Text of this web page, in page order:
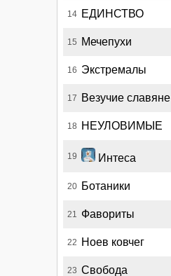
14 ЕДИНСТВО
15 Мечепухи
16 Экстремалы
17 Везучие славяне
18 HEУЛОВИМЫЕ
19 Интеса
20 Ботаники
21 Фавориты
22 Ноев ковчег
23 Свобода